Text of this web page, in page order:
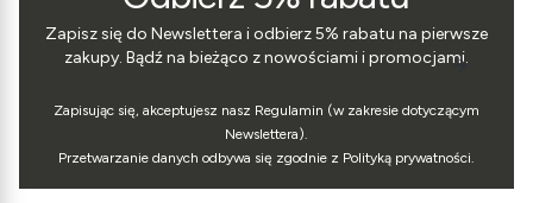
Zapisz się do Newslettera i odbierz 5% rabatu na pierwsze
zakupy. Bądź na bieżąco z nowościami i promocjami.
Zapisując się, akceptujesz nasz Regulamin (w zakresie dotyczącym
Newslettera).
Przetwarzanie danych odbywa się zgodnie z Polityką prywatności.